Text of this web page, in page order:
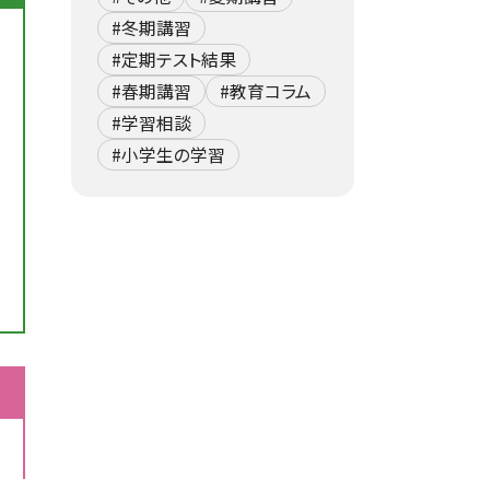
#冬期講習
#定期テスト結果
#春期講習
#教育コラム
#学習相談
#小学生の学習